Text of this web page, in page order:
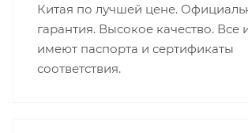
Китая по лучшей цене.
гарантия. Высокое качество. Все
имеют паспорта и сертификаты
соответствия.